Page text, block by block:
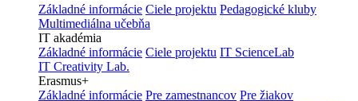
Základné informácie Ciele projektu Pedagogické kluby
Multimediálna učebňa
IT akadémia
Základné informácie Ciele projektu IT ScienceLab
IT Creativity Lab.
Erasmus+
Základné informácie Pre zamestnancov Pre žiakov